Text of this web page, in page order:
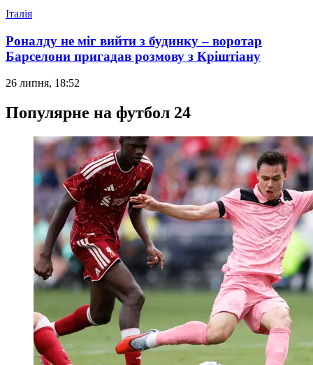
Італія
Роналду не міг вийти з будинку – воротар
Барселони пригадав розмову з Кріштіану
26 липня, 18:52
Популярне на футбол 24